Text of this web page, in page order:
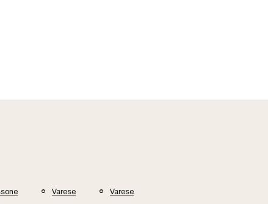
Varese Varese